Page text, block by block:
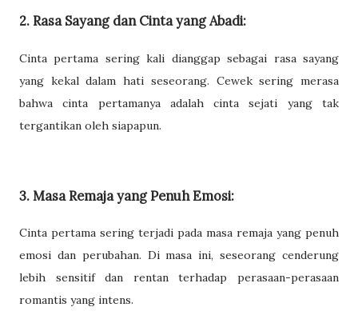
2. Rasa Sayang dan Cinta yang Abadi:
Cinta pertama sering kali dianggap sebagai rasa sayang
yang kekal dalam hati seseorang. Cewek sering merasa
bahwa cinta pertamanya adalah cinta sejati yang tak
tergantikan oleh siapapun.
3. Masa Remaja yang Penuh Emosi:
Cinta pertama sering terjadi pada masa remaja yang penuh
emosi dan perubahan. Di masa ini, seseorang cenderung
lebih sensitif dan rentan terhadap perasaan-perasaan
romantis yang intens.